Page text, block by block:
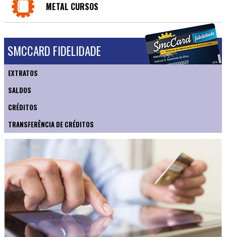
METAL CURSOS
SMCCARD FIDELIDADE
EXTRATOS
SALDOS
CRÉDITOS
TRANSFERÊNCIA DE CRÉDITOS